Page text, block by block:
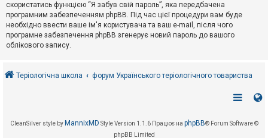
скористатись функцією “Я забув свій пароль”, яка передбачена
програмним забезпеченням phpBB. Під час цієї процедури вам буде
необхідно ввести ваше ім'я користувача та ваш e-mail, після чого
програмне забезпечення phpBB згенерує новий пароль до вашого
облікового запису.
Теріологічна школа форум Українського теріологічного товариства
CleanSilver style by MannixMD Style Version 1.1.6 Працює на phpBB® Forum Software ©
phpBB Limited